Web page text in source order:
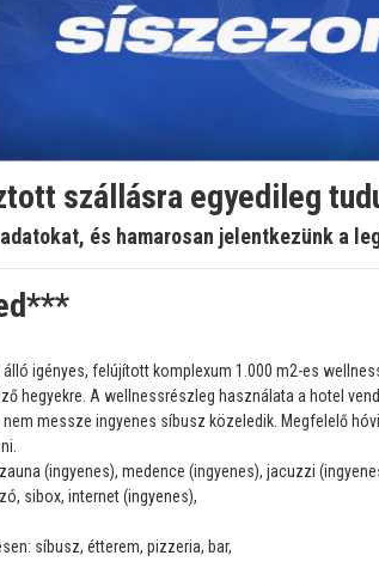
szállásra egyedileg
és hamarosan jelentkezünk a
igényes, felújított komplexum 1.000 m2-es
hegyekre. A wellnessrészleg használata a hotel
messze ingyenes síbusz közeledik. Megfelelő
(ingyenes), medence (ingyenes), jacuzzi
sibox, internet (ingyenes),
síbusz, étterem, pizzeria, bar,